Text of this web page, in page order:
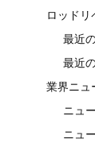
ロッド
最近
最近
業界ニュ
ニュ
ニュ